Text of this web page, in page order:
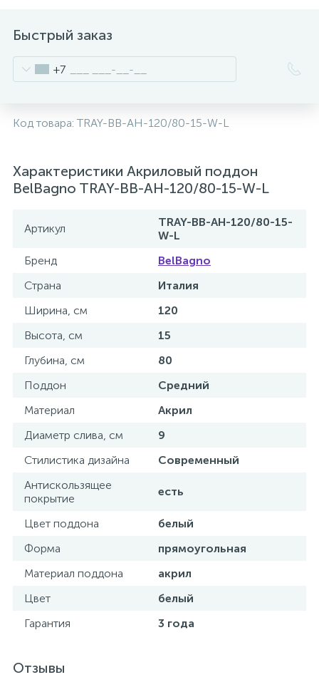
Быстрый заказ
+7
Код товара:TRAY-BB-AH-120/80-15-W-L
Характеристики Акриловый поддон
BelBagno TRAY-BB-AH-120/80-15-W-L
Артикул
TRAY-BB-AH-120/80-15-
W-L
Бренд
BelBagno
Страна
Италия
Ширина, см
120
Высота, см
15
Глубина, см
80
Поддон
Средний
Материал
Акрил
Диаметр слива, см
9
Стилистика дизайна
Современный
Антискользящее
покрытие
есть
Цвет поддона
белый
Форма
прямоугольная
Материал поддона
акрил
Цвет
белый
Гарантия
3 года
Отзывы
Встраиваемые смесители для душа
Встраиваемые смесители для раковины
Держатели ручного душа
Для душа
Донные клапаны
Душевые системы
Душевые шланги
Изливы для душа
Ручные души
Ручные души со штуцером